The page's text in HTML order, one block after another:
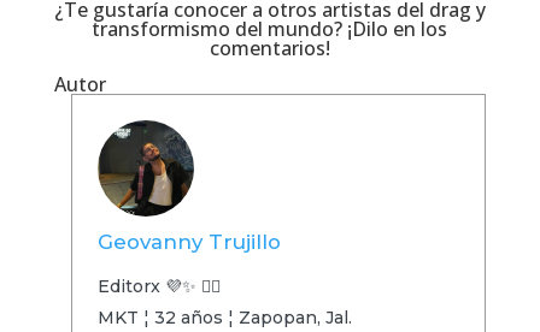
¿Te gustaría conocer a otros artistas del drag y
transformismo del mundo? ¡Dilo en los
comentarios!
Autor
Geovanny Trujillo
Editorx 💜✨ 🏳️‍🌈
MKT ¦ 32 años ¦ Zapopan, Jal.